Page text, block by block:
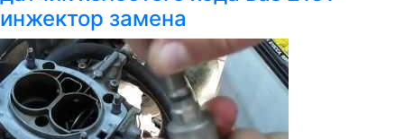
инжектор замена